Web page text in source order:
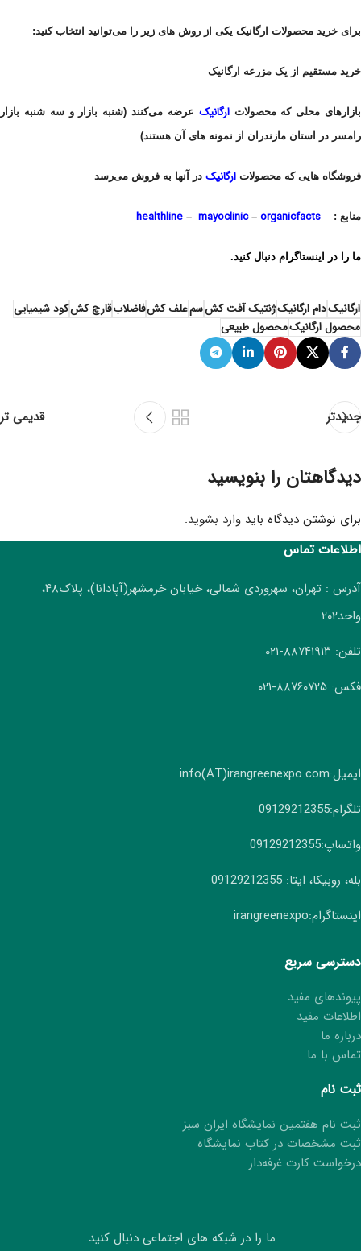
برای خرید محصولات ارگانیک یکی از روش های زیر را می‌توانید انتخاب کنید:
خرید مستقیم از یک مزرعه ارگانیک
بازارهای محلی که محصولات ارگانیک عرضه می‌کنند (شنبه بازار و سه شنبه بازار
رامسر در استان مازندران از نمونه های آن هستند)
فروشگاه هایی که محصولات ارگانیک در آنها به فروش می‌رسد
منابع : healthline – mayoclinic – organicfacts
ما را در اینستاگرام دنبال کنید.
ارگانیکدام ارگانیکژنتیک آفت کشسمعلف کشفاضلابقارچ کشکود شیمیایی
محصول ارگانیکمحصول طبیعی
جدیدتر قدیمی تر
دیدگاهتان را بنویسید
برای نوشتن دیدگاه باید وارد بشوید.
اطلاعات تماس
آدرس : تهران، سهروردی شمالی، خیابان خرمشهر(آپادانا)، پلاک۴۸،
واحد۲۰۲
تلفن: ۸۸۷۴۱۹۱۳-۰۲۱
فکس: ۸۸۷۶۰۷۲۵-۰۲۱
ایمیل:info(AT)irangreenexpo.com
تلگرام:09129212355
واتساپ:09129212355
بله، روبیکا، ایتا: 09129212355
اینستاگرام:irangreenexpo
دسترسی سریع
پیوندهای مفید
اطلاعات مفید
درباره ما
تماس با ما
ثبت نام
ثبت نام هفتمین نمایشگاه ایران سبز
ثبت مشخصات در کتاب نمایشگاه
درخواست کارت غرفه‌دار
ما را در شبکه های اجتماعی دنبال کنید.